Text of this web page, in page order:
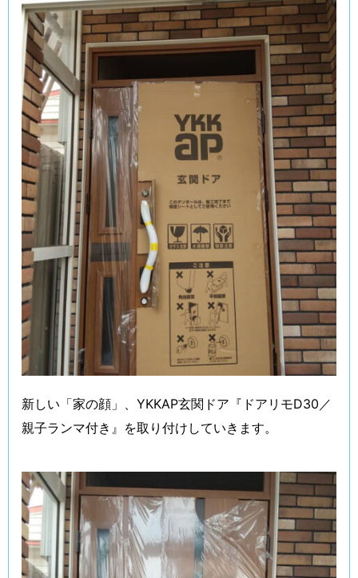
新しい「家の顔」、YKKAP玄関ドア『ドアリモD30／
親子ランマ付き』を取り付けしていきます。